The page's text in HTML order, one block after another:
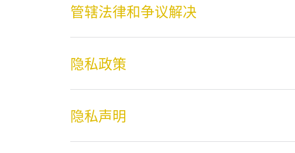
管辖法律和争议解决
隐私政策
隐私声明